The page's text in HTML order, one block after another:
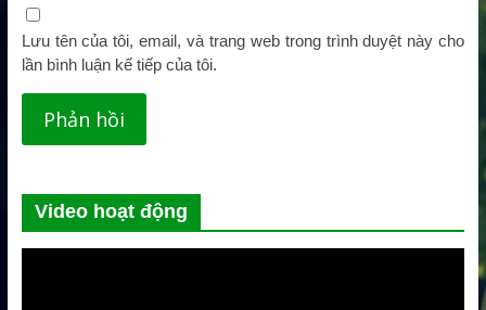
Lưu tên của tôi, email, và trang web trong trình duyệt này cho
lần bình luận kế tiếp của tôi.
Video hoạt động